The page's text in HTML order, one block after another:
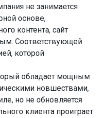
не занимается
основе,
контента, сайт
Соответствующей
которой
обладает мощным
новшествами,
но не обновляется
клиента проиграет